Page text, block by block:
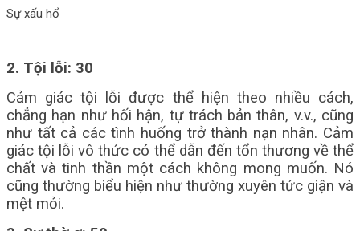
Sự xấu hổ
2. Tội lỗi: 30
Cảm giác tội lỗi được thể hiện theo nhiều cách,
chẳng hạn như hối hận, tự trách bản thân, v.v., cũng
như tất cả các tình huống trở thành nạn nhân. Cảm
giác tội lỗi vô thức có thể dẫn đến tổn thương về thể
chất và tinh thần một cách không mong muốn. Nó
cũng thường biểu hiện như thường xuyên tức giận và
mệt mỏi.